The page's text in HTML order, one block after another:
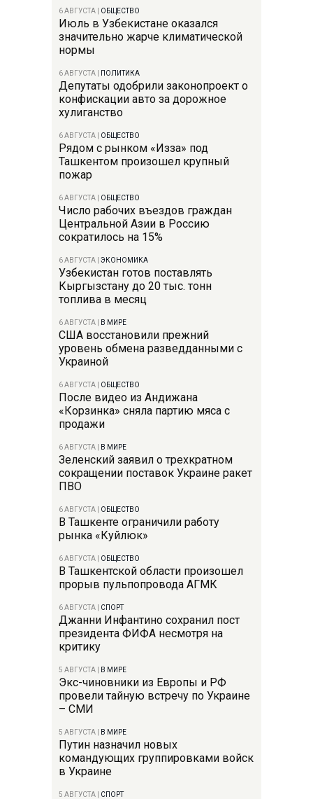
6 АВГУСТА ОБЩЕСТВО
Июль в Узбекистане оказался
значительно жарче климатической
нормы
6 АВГУСТА ПОЛИТИКА
Депутаты одобрили законопроект о
конфискации авто за дорожное
хулиганство
6 АВГУСТА ОБЩЕСТВО
Рядом с рынком «Изза» под
Ташкентом произошел крупный
пожар
6 АВГУСТА ОБЩЕСТВО
Число рабочих въездов граждан
Центральной Азии в Россию
сократилось на 15%
6 АВГУСТА ЭКОНОМИКА
Узбекистан готов поставлять
Кыргызстану до 20 тыс. тонн
топлива в месяц
6 АВГУСТА В МИРЕ
США восстановили прежний
уровень обмена разведданными с
Украиной
6 АВГУСТА ОБЩЕСТВО
После видео из Андижана
«Корзинка» сняла партию мяса с
продажи
6 АВГУСТА В МИРЕ
Зеленский заявил о трехкратном
сокращении поставок Украине ракет
ПВО
6 АВГУСТА ОБЩЕСТВО
В Ташкенте ограничили работу
рынка «Куйлюк»
6 АВГУСТА ОБЩЕСТВО
В Ташкентской области произошел
прорыв пульпопровода АГМК
6 АВГУСТА СПОРТ
Джанни Инфантино сохранил пост
президента ФИФА несмотря на
критику
5 АВГУСТА В МИРЕ
Экс-чиновники из Европы и РФ
провели тайную встречу по Украине
– СМИ
5 АВГУСТА В МИРЕ
Путин назначил новых
командующих группировками войск
в Украине
5 АВГУСТА СПОРТ